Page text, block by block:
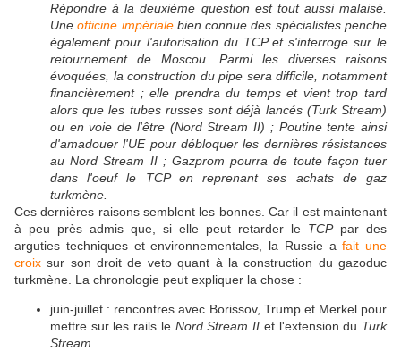
Répondre à la deuxième question est tout aussi malaisé.
Uneofficine impérialebien connue des spécialistes penche
également pour l'autorisation du TCP et s'interroge sur le
retournement de Moscou. Parmi les diverses raisons
évoquées, la construction du pipe sera difficile, notamment
financièrement ; elle prendra du temps et vient trop tard
alors que les tubes russes sont déjà lancés (Turk Stream)
ou en voie de l'être (Nord Stream II) ; Poutine tente ainsi
d'amadouer l'UE pour débloquer les dernières résistances
au Nord Stream II ; Gazprom pourra de toute façon tuer
dans l'oeuf le TCP en reprenant ses achats de gaz
turkmène.
Ces dernières raisons semblent les bonnes. Car il est maintenant
à peu près admis que, si elle peut retarder le TCPpar des
arguties techniques et environnementales, la Russie afait une
croix sur son droit de veto quant à la construction du gazoduc
turkmène. La chronologie peut expliquer la chose :
juin-juillet : rencontres avec Borissov, Trump et Merkel pour
mettre sur les rails le Nord Stream II et l'extension du Turk
Stream